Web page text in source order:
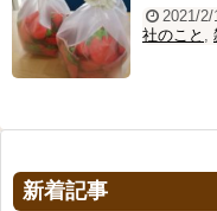
2021/2/
社のこと
新着記事